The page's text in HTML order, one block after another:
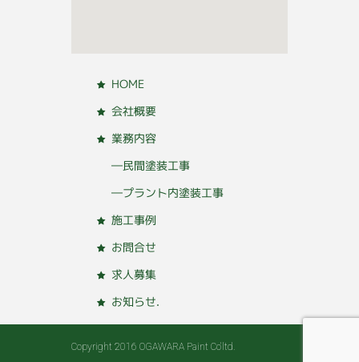
HOME
会社概要
業務内容
―民間塗装工事
―プラント内塗装工事
施工事例
お問合せ
求人募集
お知らせ.
Copyright 2016 OGAWARA Paint Co'ltd.